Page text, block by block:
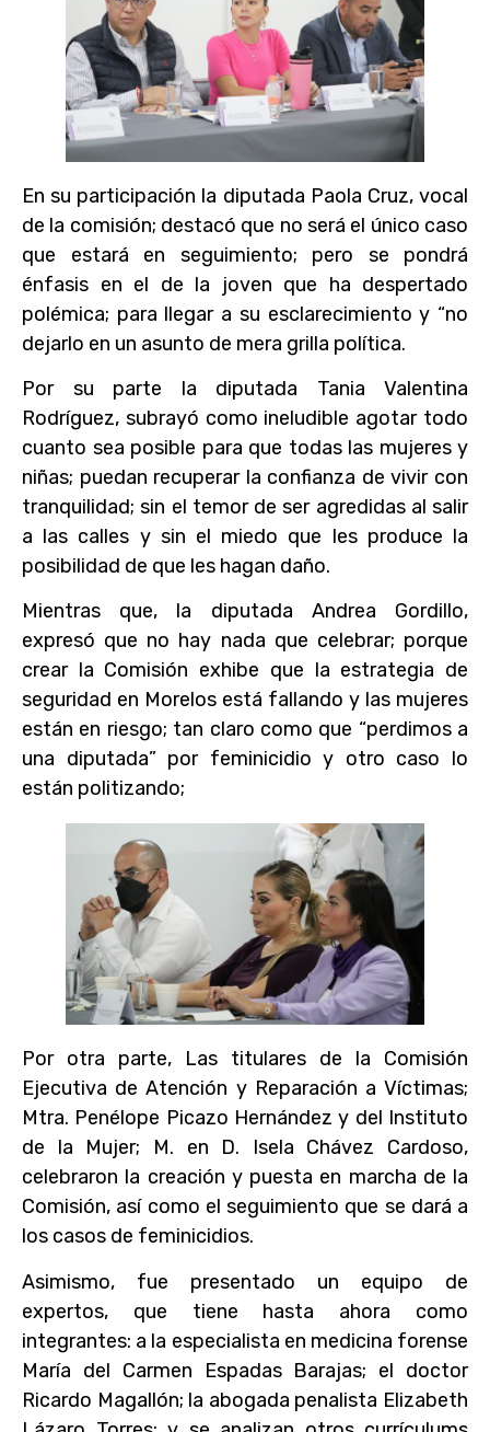
En su participación la diputada Paola Cruz, vocal
de la comisión; destacó que no será el único caso
que estará en seguimiento; pero se pondrá
énfasis en el de la joven que ha despertado
polémica; para llegar a su esclarecimiento y “no
dejarlo en un asunto de mera grilla política.
Por su parte la diputada Tania Valentina
Rodríguez, subrayó como ineludible agotar todo
cuanto sea posible para que todas las mujeres y
niñas; puedan recuperar la confianza de vivir con
tranquilidad; sin el temor de ser agredidas al salir
a las calles y sin el miedo que les produce la
posibilidad de que les hagan daño.
Mientras que, la diputada Andrea Gordillo,
expresó que no hay nada que celebrar; porque
crear la Comisión exhibe que la estrategia de
seguridad en Morelos está fallando y las mujeres
están en riesgo; tan claro como que “perdimos a
una diputada” por feminicidio y otro caso lo
están politizando;
Por otra parte, Las titulares de la Comisión
Ejecutiva de Atención y Reparación a Víctimas;
Mtra. Penélope Picazo Hernández y del Instituto
de la Mujer; M. en D. Isela Chávez Cardoso,
celebraron la creación y puesta en marcha de la
Comisión, así como el seguimiento que se dará a
los casos de feminicidios.
Asimismo, fue presentado un equipo de
expertos, que tiene hasta ahora como
integrantes: a la especialista en medicina forense
María del Carmen Espadas Barajas; el doctor
Ricardo Magallón; la abogada penalista Elizabeth